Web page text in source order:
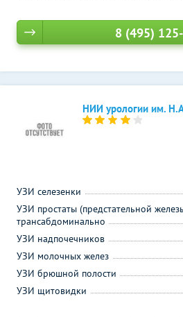
8 (495)
НИИ урологии им.
УЗИ селезенки
УЗИ простаты (предстательной
трансабдоминально
УЗИ надпочечников
УЗИ молочных желез
УЗИ брюшной полости
УЗИ щитовидки